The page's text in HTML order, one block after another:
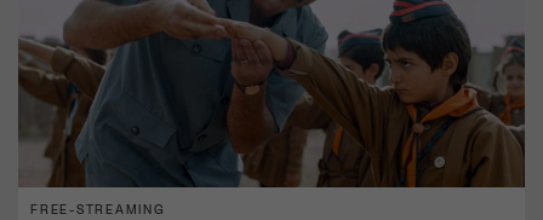
FREE-STREAMING